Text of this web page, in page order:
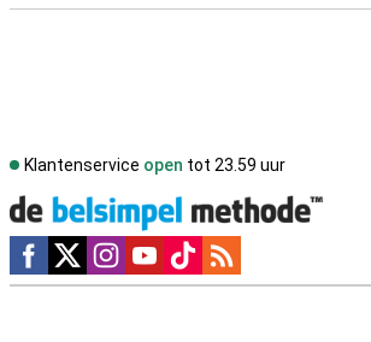
Klantenservice open tot 23.59 uur
Social media